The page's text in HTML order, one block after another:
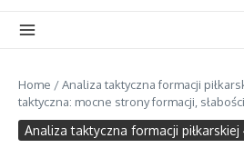
Home /Analiza taktyczna formacji
taktyczna: mocne strony formacji,
Analiza taktyczna formacji piłkarskiej